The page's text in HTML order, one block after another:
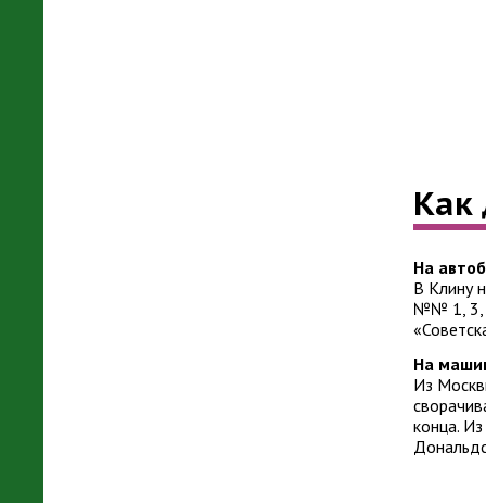
Как
На
В Клину
№№ 1, 3,
На
Из
конца.